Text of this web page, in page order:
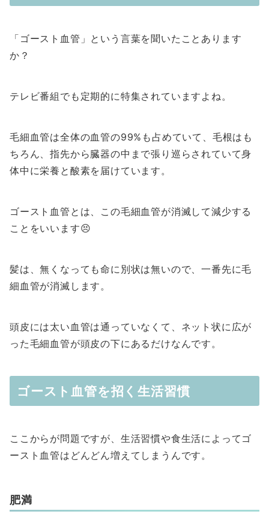
「ゴースト血管」という言葉を聞いたことあります
か？
テレビ番組でも定期的に特集されていますよね。
毛細血管は全体の血管の99%も占めていて、毛根はも
ちろん、指先から臓器の中まで張り巡らされていて身
体中に栄養と酸素を届けています。
ゴースト血管とは、この毛細血管が消滅して減少する
ことをいいます😣
髪は、無くなっても命に別状は無いので、一番先に毛
細血管が消滅します。
頭皮には太い血管は通っていなくて、ネット状に広が
った毛細血管が頭皮の下にあるだけなんです。
ゴースト血管を招く生活習慣
ここからが問題ですが、生活習慣や食生活によってゴ
ースト血管はどんどん増えてしまうんです。
肥満